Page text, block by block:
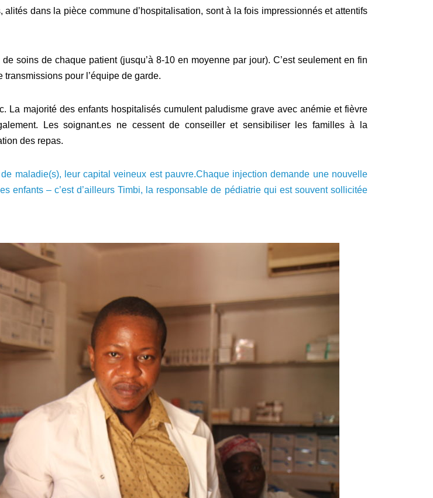
dans la pièce commune d’hospitalisation, sont à la fois impressionnés et attentifs
soins de chaque patient (jusqu’à 8-10 en moyenne par jour). C’est seulement en fin
pour l’équipe de garde.
La majorité des enfants hospitalisés cumulent paludisme grave avec anémie et fièvre
Les soignant.es ne cessent de conseiller et sensibiliser les familles à la
des repas.
maladie(s), leur capital veineux est pauvre.Chaque injection demande une nouvelle
– c’est d’ailleurs Timbi, la responsable de pédiatrie qui est souvent sollicitée